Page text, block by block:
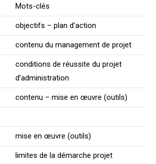
Mots-clés
objectifs – plan d’action
contenu du management de projet
conditions de réussite du projet
d’administration
contenu – mise en œuvre (outils)
mise en œuvre (outils)
limites de la démarche projet